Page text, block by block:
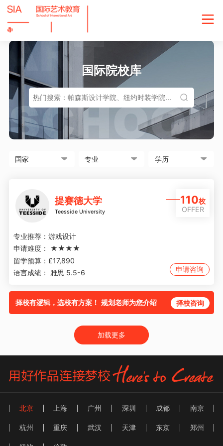
国际院校库
提赛德大学
Teesside University
110枚
OFFER
专业推荐： 游戏设计
申请难度：
★★★★
留学预算： £17,890
语言成绩：
雅思 5.5-6 申请咨询
择校有逻辑，选校有方案！ 规划老师为您介绍 择校咨询
加载更多
北京 上海 广州 深圳 成都 南京
杭州 重庆 武汉 天津 东京 郑州